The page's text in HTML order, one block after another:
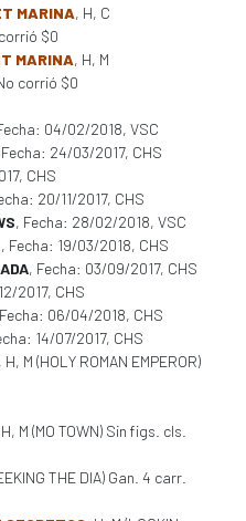
MARINA, H, C
corrió $0
MARINA, H, M
corrió $0
04/02/2018, VSC
24/03/2017, CHS
CHS
20/11/2017, CHS
, Fecha: 28/02/2018, VSC
, Fecha: 19/03/2018, CHS
, Fecha: 03/09/2017, CHS
2017, CHS
06/04/2018, CHS
14/07/2017, CHS
, H, M (HOLY ROMAN EMPEROR)
M (MO TOWN) Sin figs. cls.
THE DIA) Gan. 4 carr.